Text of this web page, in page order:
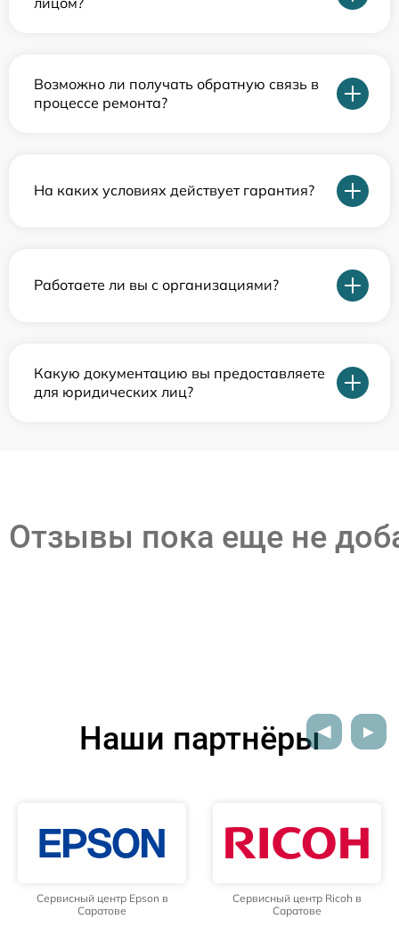
Возможно ли получать обратную связь в
процессе ремонта?
На каких условиях действует гарантия?
Работаете ли вы с организациями?
Какую документацию вы предоставляете
для юридических лиц?
Отзывы пока еще не
Наши партнёры
Сервисный центр Epson в
Саратове
Сервисный центр Ricoh в
Саратове